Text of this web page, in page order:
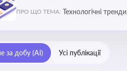
ПРО ЩО ТЕМА: Технологічні
за добу (AI) Усі публікації